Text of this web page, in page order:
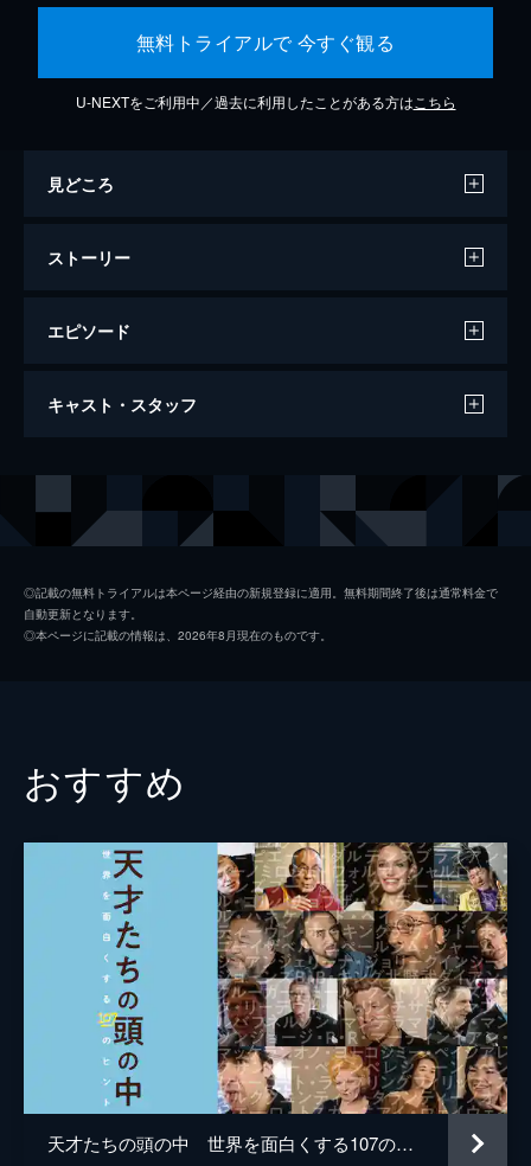
無料トライアルで 今すぐ観る
U-NEXTをご利用中／過去に利用したことがある方は こちら
見どころ
ストーリー
エピソード
名付けようのない踊り
キャスト・スタッフ
脚本
音楽 上野耕路
◎記載の無料トライアルは本ページ経由の新規登録に適用。無料期間終了後は通常料金で
自動更新となります。
◎本ページに記載の情報は、2026年8月現在のものです。
おすすめ
天才たちの頭の中 世界を面白くする107のヒント